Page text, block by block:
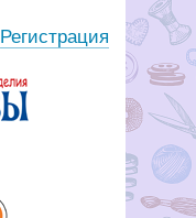
Регистрация